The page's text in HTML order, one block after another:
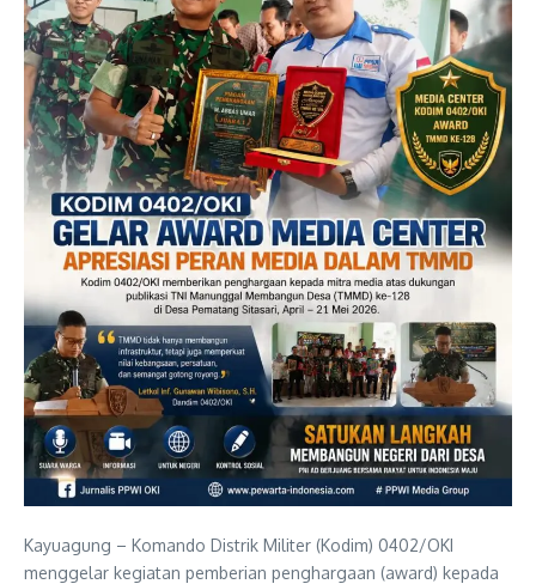
Kayuagung – Komando Distrik Militer (Kodim) 0402/OKI
menggelar kegiatan pemberian penghargaan (award) kepada